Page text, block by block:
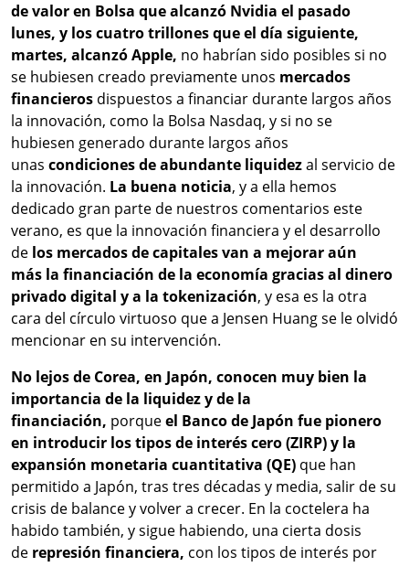
de valor en Bolsa que alcanzó Nvidia el pasado
lunes, y los cuatro trillones que el día siguiente,
martes, alcanzó Apple, no habrían sido posibles si no
se hubiesen creado previamente unos mercados
financieros dispuestos a financiar durante largos años
la innovación, como la Bolsa Nasdaq, y si no se
hubiesen generado durante largos años
unas condiciones de abundante liquidezal servicio de
la innovación. La buena noticia, y a ella hemos
dedicado gran parte de nuestros comentarios este
verano, es que la innovación financiera y el desarrollo
de los mercados de capitales van a mejorar aún
más la financiación de la economía gracias al dinero
privado digital y a la tokenización, y esa es la otra
cara del círculo virtuoso que a Jensen Huang se le olvidó
mencionar en su intervención.
No lejos de Corea, en Japón, conocen muy bien la
importancia de la liquidez y de la
financiación, porqueel Banco de Japón fue pionero
en introducir los tipos de interés cero (ZIRP) y la
expansión monetaria cuantitativa (QE) que han
permitido a Japón, tras tres décadas y media, salir de su
crisis de balance y volver a crecer. En la coctelera ha
habido también, y sigue habiendo, una cierta dosis
de represión financiera, con los tipos de interés por